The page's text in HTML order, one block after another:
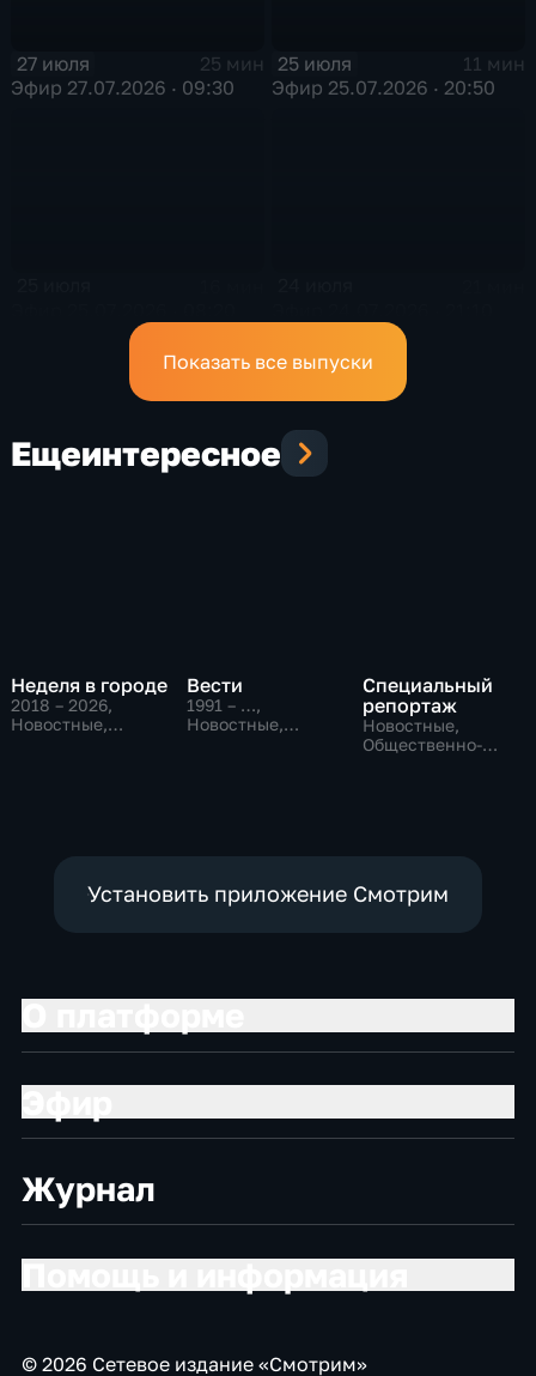
27 июля
25 мин
Эфир 27.07.2026 · 09:30
25 июля
11 мин
Эфир 25.07.2026 · 20:50
Показать все выпуски
Ещеинтересное
Неделя в городе
2018 – 2026,
Новостные,
Вести
1991 – …,
Новостные,
Специальный
репортаж
Новостные,
Общественно-
Установить приложение Смотрим
Журнал
© 2026 Сетевое издание «Смотрим»